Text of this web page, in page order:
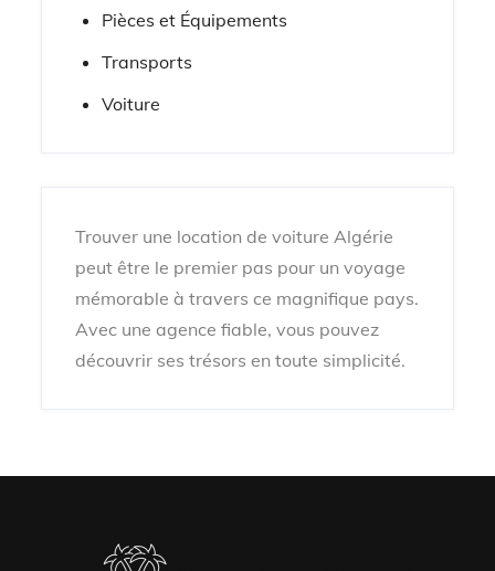
Pièces et Équipements
Transports
Voiture
Trouver une location de voiture Algérie
peut être le premier pas pour un voyage
mémorable à travers ce magnifique pays.
Avec une agence fiable, vous pouvez
découvrir ses trésors en toute simplicité.